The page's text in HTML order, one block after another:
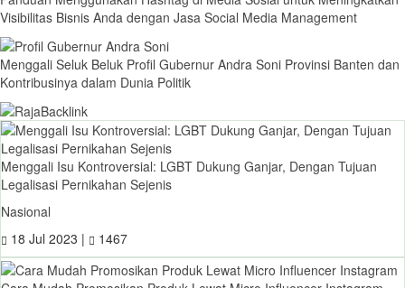
Visibilitas Bisnis Anda dengan Jasa Social Media Management
Menggali Seluk Beluk Profil Gubernur Andra Soni Provinsi Banten dan
Kontribusinya dalam Dunia Politik
Menggali Isu Kontroversial: LGBT Dukung Ganjar, Dengan Tujuan
Legalisasi Pernikahan Sejenis
Nasional
18 Jul 2023 |
1467